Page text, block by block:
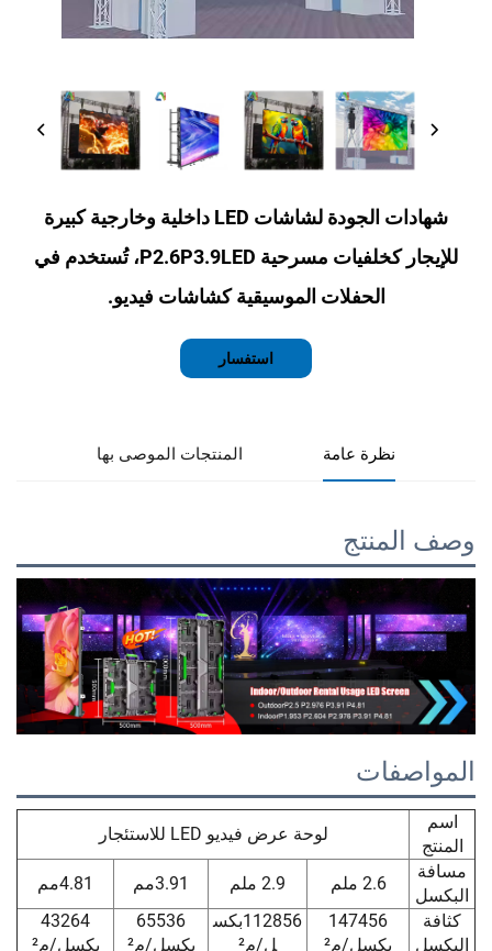
شهادات الجودة لشاشات LED داخلية وخارجية كبيرة
للإيجار كخلفيات مسرحية P2.6P3.9LED، تُستخدم في
الحفلات الموسيقية كشاشات فيديو.
المنتجات الموصى بها
لوحة عرض فيديو LED للاستئجار
2.6 ملم 2.9 ملم 3.91مم
4.81مم
147456
بكسل/م²
112856بكس
ل/م²
65536
بكسل/م²
43264
بكسل/م²